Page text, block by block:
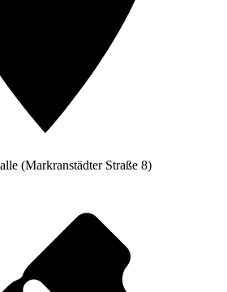
(Markranstädter Straße 8)